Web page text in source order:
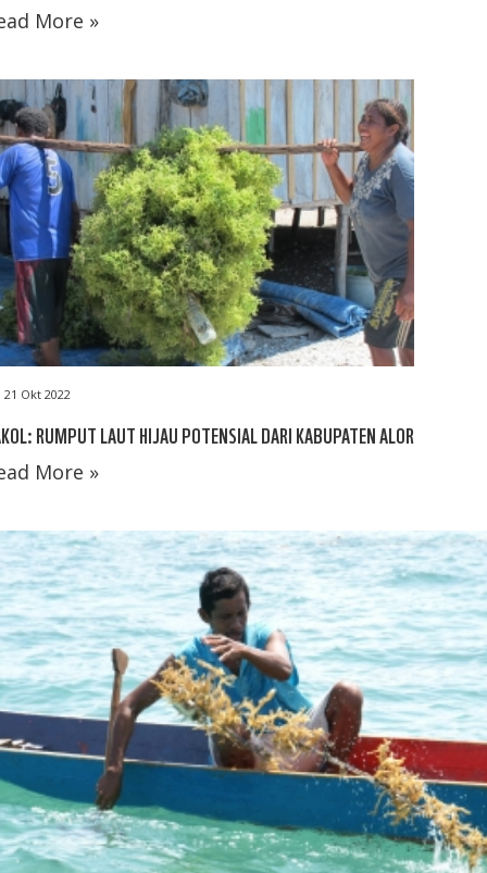
More »
21 Okt 2022
RUMPUT LAUT HIJAU POTENSIAL DARI KABUPATEN ALOR
More »